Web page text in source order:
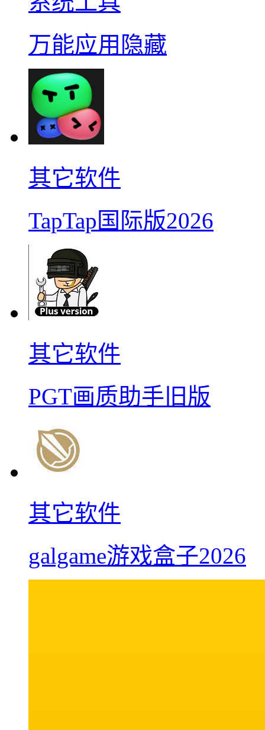
万能应用隐藏
其它软件
TapTap国际版2026
其它软件
PGT画质助手旧版
其它软件
galgame游戏盒子2026